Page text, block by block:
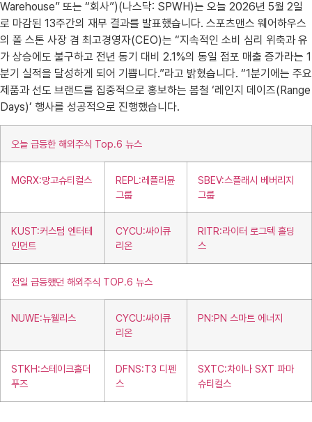
Warehouse” 또는 “회사”)(나스닥: SPWH)는 오늘 2026년 5월 2일
로 마감된 13주간의 재무 결과를 발표했습니다. 스포츠맨스 웨어하우스
의 폴 스톤 사장 겸 최고경영자(CEO)는 “지속적인 소비 심리 위축과 유
가 상승에도 불구하고 전년 동기 대비 2.1%의 동일 점포 매출 증가라는 1
분기 실적을 달성하게 되어 기쁩니다.”라고 밝혔습니다. “1분기에는 주요
제품과 선도 브랜드를 집중적으로 홍보하는 봄철 ‘레인지 데이즈(Range
Days)’ 행사를 성공적으로 진행했습니다.
오늘 급등한 해외주식 Top.6 뉴스
MGRX:망고슈티컬스
REPL:레플리뮨
그룹
SBEV:스플래시 베버리지
그룹
KUST:커스텀 엔터테
인먼트
CYCU:싸이큐
리온
RITR:라이터 로그텍 홀딩
스
전일 급등했던 해외주식 TOP.6 뉴스
NUWE:뉴웰리스
CYCU:싸이큐
리온
PN:PN 스마트 에너지
STKH:스테이크홀더
푸즈
DFNS:T3 디펜
스
SXTC:차이나 SXT 파마
슈티컬스